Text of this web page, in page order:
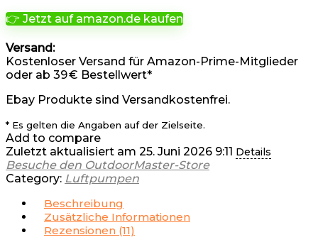
👉 Jetzt auf amazon.de kaufen
Versand:
Kostenloser Versand für Amazon-Prime-Mitglieder
oder ab 39 € Bestellwert*
Ebay Produkte sind Versandkostenfrei.
* Es gelten die Angaben auf der Zielseite.
Add to compare
Zuletzt aktualisiert am 25. Juni 2026 9:11 Details
Besuche den OutdoorMaster-Store
Category: Luftpumpen
Beschreibung
Zusätzliche Informationen
Rezensionen (11)